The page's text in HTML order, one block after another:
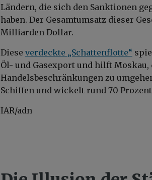
Ländern, die sich den Sanktionen
haben. Der Gesamtumsatz dieser
Milliarden Dollar.
Diese verdeckte „Schattenflotte“
Öl- und Gasexport und hilft
Handelsbeschränkungen zu
Schiffen und wickelt rund 70
IAR/adn